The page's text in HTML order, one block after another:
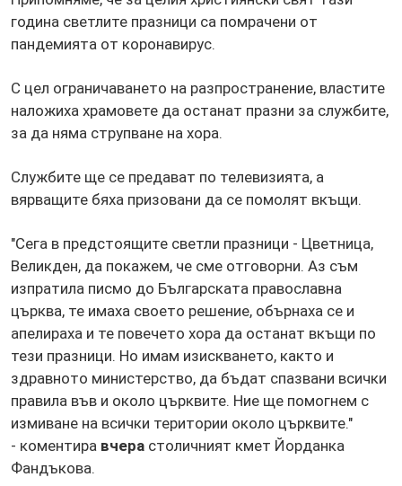
година светлите празници са помрачени от
пандемията от коронавирус.
С цел ограничаването на разпространение, властите
наложиха храмовете да останат празни за службите,
за да няма струпване на хора.
Службите ще се предават по телевизията, а
вярващите бяха призовани да се помолят вкъщи.
"Сега в предстоящите светли празници - Цветница,
Великден, да покажем, че сме отговорни. Аз съм
изпратила писмо до Българската православна
църква, те имаха своето решение, обърнаха се и
апелираха и те повечето хора да останат вкъщи по
тези празници. Но имам изискването, както и
здравното министерство, да бъдат спазвани всички
правила във и около църквите. Ние ще помогнем с
измиване на всички територии около църквите."
- коментира вчера столичният кмет Йорданка
Фандъкова.